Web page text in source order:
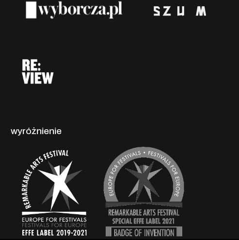
wyróżnienie